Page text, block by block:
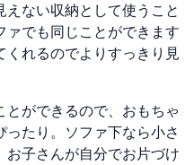
ない収納として使うこと
ァでも同じことができます
くれるのでよりすっきり見
ができるので、おもちゃ
たり。ソファ下なら小さ
お子さんが自分でお片づけ